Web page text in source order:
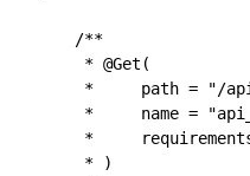
    /**
     * @Get(
*     path = "/
*     name =
*
     * )